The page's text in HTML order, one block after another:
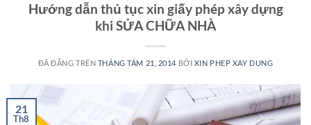
Hướng dẫn thủ tục xin giấy phép xây dựng
khi SỬA CHỮA NHÀ
ĐÃ ĐĂNG TRÊN THÁNG TÁM 21, 2014 BỞI XIN PHEP XAY DUNG
21
Th8